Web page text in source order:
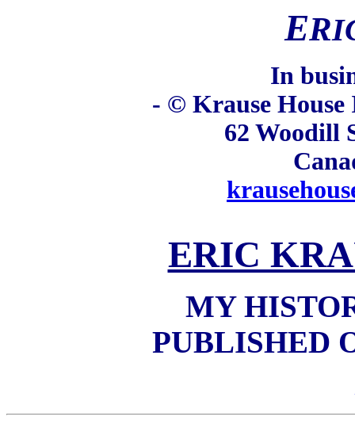
ERI
In
- © Krause House
62 Woodill
ERIC
MY
PUBLISHED